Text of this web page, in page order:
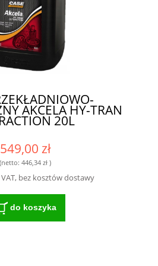
AKCELA HY-TRAN
20L
549,00 zł
(netto: 446,34 zł)
bez kosztów dostawy
do koszyka